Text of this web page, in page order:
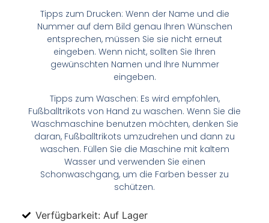
Tipps zum Drucken: Wenn der Name und die
Nummer auf dem Bild genau Ihren Wünschen
entsprechen, müssen Sie sie nicht erneut
eingeben. Wenn nicht, sollten Sie Ihren
gewünschten Namen und Ihre Nummer
eingeben.
Tipps zum Waschen: Es wird empfohlen,
Fußballtrikots von Hand zu waschen. Wenn Sie die
Waschmaschine benutzen möchten, denken Sie
daran, Fußballtrikots umzudrehen und dann zu
waschen. Füllen Sie die Maschine mit kaltem
Wasser und verwenden Sie einen
Schonwaschgang, um die Farben besser zu
schützen.
Verfügbarkeit: Auf Lager